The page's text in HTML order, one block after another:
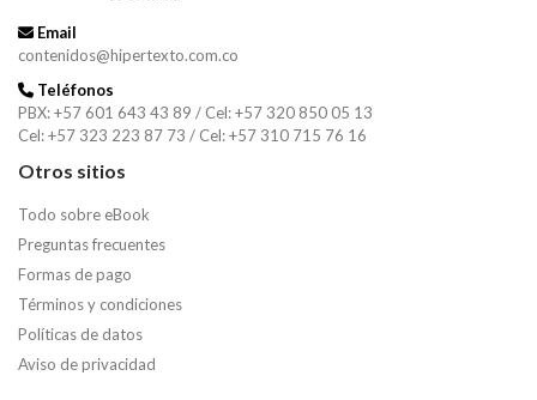
Email
contenidos@hipertexto.com.co
Teléfonos
PBX: +57 601 643 43 89 / Cel: +57 320 850 05 13
Cel: +57 323 223 87 73 / Cel: +57 310 715 76 16
Otros sitios
Todo sobre eBook
Preguntas frecuentes
Formas de pago
Términos y condiciones
Políticas de datos
Aviso de privacidad